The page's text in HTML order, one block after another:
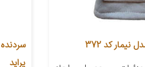
کد 372
پراید